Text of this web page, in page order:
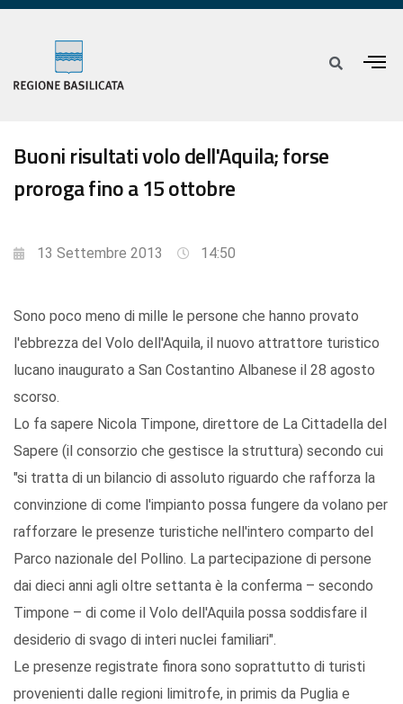
Buoni risultati volo dell'Aquila; forse
proroga fino a 15 ottobre
13 Settembre 2013 14:50
Sono poco meno di mille le persone che hanno provato
l'ebbrezza del Volo dell'Aquila, il nuovo attrattore turistico
lucano inaugurato a San Costantino Albanese il 28 agosto
scorso.
Lo fa sapere Nicola Timpone, direttore de La Cittadella del
Sapere (il consorzio che gestisce la struttura) secondo cui
"si tratta di un bilancio di assoluto riguardo che rafforza la
convinzione di come l'impianto possa fungere da volano per
rafforzare le presenze turistiche nell'intero comparto del
Parco nazionale del Pollino. La partecipazione di persone
dai dieci anni agli oltre settanta è la conferma – secondo
Timpone – di come il Volo dell'Aquila possa soddisfare il
desiderio di svago di interi nuclei familiari".
Le presenze registrate finora sono soprattutto di turisti
provenienti dalle regioni limitrofe, in primis da Puglia e